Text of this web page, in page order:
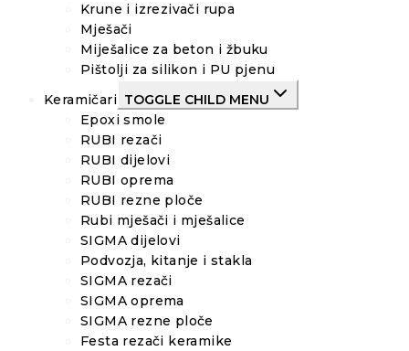
Krune i izrezivači rupa
Mješači
Miješalice za beton i žbuku
Pištolji za silikon i PU pjenu
Keramičari TOGGLE CHILD MENU
Epoxi smole
RUBI rezači
RUBI dijelovi
RUBI oprema
RUBI rezne ploče
Rubi mješači i mješalice
SIGMA dijelovi
Podvozja, kitanje i stakla
SIGMA rezači
SIGMA oprema
SIGMA rezne ploče
Festa rezači keramike